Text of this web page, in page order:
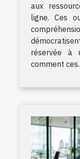
aux
ligne. Ces
réservée à
comment